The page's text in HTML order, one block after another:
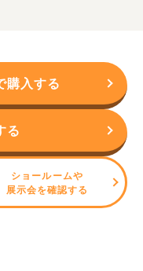
購入する
る
ショールームや
展示会を確認する